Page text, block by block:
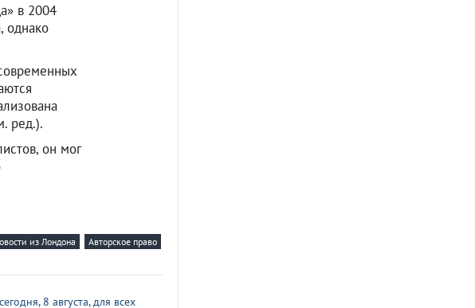
в 2004
однако
ред.).
он мог
из Лондона Авторское право
8 августа, для всех